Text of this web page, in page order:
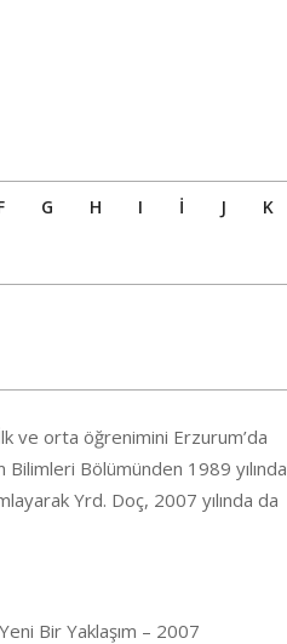
G H I İ J K
ve orta öğrenimini Erzurum’da
Bölümünden 1989 yılında
Yrd. Doç, 2007 yılında da
Bir Yaklaşım – 2007